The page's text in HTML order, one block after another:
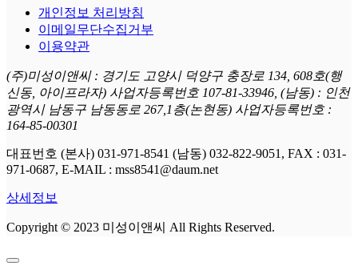
개인정보 처리방침
이메일무단수집거부
이용약관
(주)미성이앤씨 : 경기도 고양시 덕양구 충장로 134, 608호(행
신동, 아이프라자) 사업자등록번호 107-81-33946, (남동) : 인천
광역시 남동구 남동동로 267,1층(논현동) 사업자등록번호 :
164-85-00301
대표번호 (본사) 031-971-8541 (남동) 032-822-9051, FAX : 031-
971-0687, E-MAIL : mss8541@daum.net
상세정보
Copyright © 2023 미성이앤씨 All Rights Reserved.